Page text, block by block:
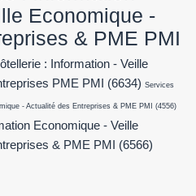
Economique -
& PME PMI
: Information - Veille
PME PMI
(6634) Services
- Actualité des Entreprises & PME PMI (4556)
Economique - Veille
& PME PMI
(6566)